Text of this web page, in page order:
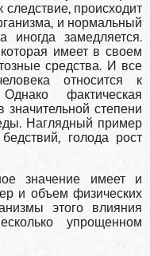
происходит
и нормальный
иногда замедляется.
имеет в своем
средства. И все
относится к
фактическая
значительной степени
Наглядный пример
голода рост
значение имеет и
и объем физических
этого влияния
упрощенном